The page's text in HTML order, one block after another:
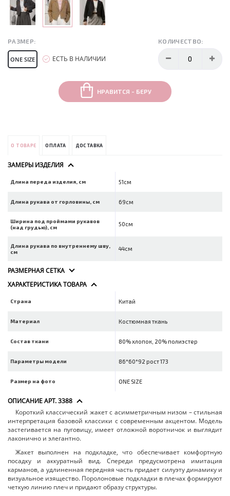
РАЗМЕР: КОЛИЧЕСТВО:
ONE SIZE ЕСТЬ В НАЛИЧИИ
НРАВИТСЯ - БЕРУ
О ТОВАРЕ ОПЛАТА ДОСТАВКА
ЗАМЕРЫ ИЗДЕЛИЯ
Длина переда изделия, см 51см
Длина рукава от горловины, см 69см
Ширина под проймами рукавов
(над грудью), см
50см
Длина рукава по внутреннему шву,
см
44см
РАЗМЕРНАЯ СЕТКА
ХАРАКТЕРИСТИКА ТОВАРА
Страна Китай
Материал Костюмная ткань
Состав ткани 80% хлопок, 20% полиэстер
Параметры модели 86*60*92 рост 173
Размер на фото ONE SIZE
ОПИСАНИЕ АРТ. 3388
Короткий классический жакет с асимметричным низом – стильная
интерпретация базовой классики с современным акцентом. Модель
застегивается на пуговицу, имеет отложной воротничок и выглядит
лаконично и элегантно.
Жакет выполнен на подкладке, что обеспечивает комфортную
посадку и аккуратный вид. Спереди предусмотрена имитация
карманов, а удлиненная передняя часть придает силуэту динамику и
визуальное изящество. Поролоновые подкладки в плечах формируют
четкую линию плеч и придают образу структуры.